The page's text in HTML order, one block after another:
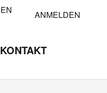
EN ANMELDEN
KONTAKT